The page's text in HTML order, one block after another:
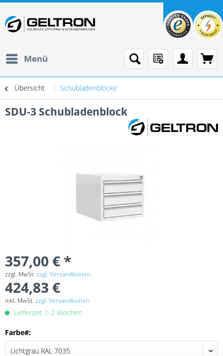
Menü
Übersicht Schubladenblöcke
SDU-3 Schubladenblock
357,00 € *
zzgl. MwSt. zzgl. Versandkosten
424,83 €
inkl. MwSt. zzgl. Versandkosten
Lieferzeit 1-2 Wochen
Farbe#: